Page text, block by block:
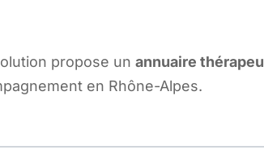
propose unannuaire
en Rhône-Alpes.